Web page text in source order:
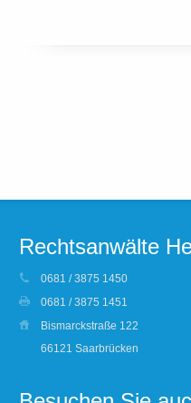
Rechtsanwälte
0681 / 3875 1450
0681 / 3875 1451
Bismarckstraße 122
66121 Saarbrücken